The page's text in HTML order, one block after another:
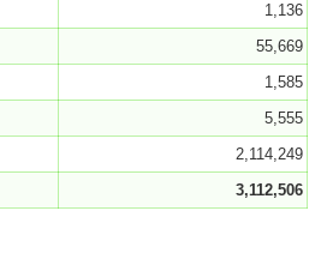
1,136
55,669
1,585
5,555
2,114,249
3,112,506